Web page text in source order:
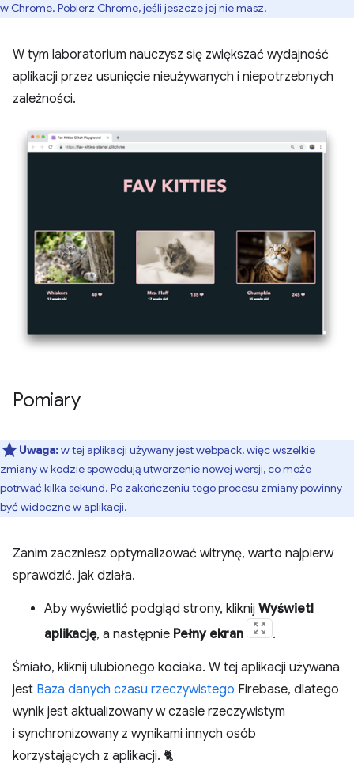
w Chrome. Pobierz Chrome, jeśli jeszcze jej nie masz.
W tym laboratorium nauczysz się zwiększać wydajność
aplikacji przez usunięcie nieużywanych i niepotrzebnych
zależności.
Pomiary
Uwaga:w tej aplikacji używany jest webpack, więc wszelkie
zmiany w kodzie spowodują utworzenie nowej wersji, co może
potrwać kilka sekund. Po zakończeniu tego procesu zmiany powinny
być widoczne w aplikacji.
Zanim zaczniesz optymalizować witrynę, warto najpierw
sprawdzić, jak działa.
Aby wyświetlić podgląd strony, kliknij Wyświetl
aplikację, a następnie Pełny ekran .
Śmiało, kliknij ulubionego kociaka. W tej aplikacji używana
jest Baza danych czasu rzeczywistego Firebase, dlatego
wynik jest aktualizowany w czasie rzeczywistym
i synchronizowany z wynikami innych osób
korzystających z aplikacji. 🐈